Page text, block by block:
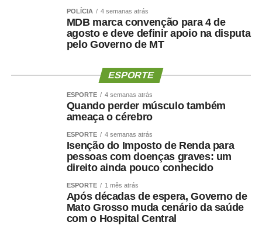
WhatsApp
Facebook
Twitter
Messenger
LinkedIn
Share
POLÍCIA 4 semanas atrás
MDB marca convenção para 4 de
agosto e deve definir apoio na disputa
pelo Governo de MT
ESPORTE
ESPORTE 4 semanas atrás
Quando perder músculo também
ameaça o cérebro
ESPORTE 4 semanas atrás
Isenção do Imposto de Renda para
pessoas com doenças graves: um
direito ainda pouco conhecido
ESPORTE 1 mês atrás
Após décadas de espera, Governo de
Mato Grosso muda cenário da saúde
com o Hospital Central